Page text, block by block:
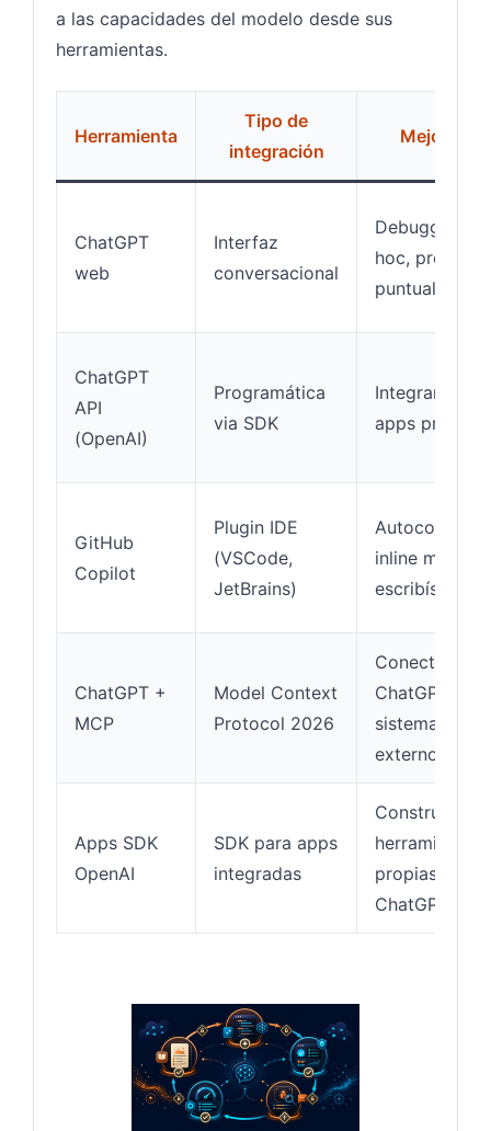
a las capacidades del modelo desde sus
herramientas.
Herramienta
Tipo de
integración
Mejor para
ChatGPT
web
Interfaz
conversacional
Debugging
hoc,
puntuales
ChatGPT
API
(OpenAI)
Programática
via SDK
Integrar IA en
apps propias
GitHub
Copilot
Plugin IDE
(VSCode,
JetBrains)
inline
escribís
ChatGPT +
MCP
Model Context
Protocol 2026
Conectar
ChatGPT con
sistemas
externos
Apps SDK
OpenAI
SDK para apps
integradas
Construir
herramientas
propias sobre
ChatGPT